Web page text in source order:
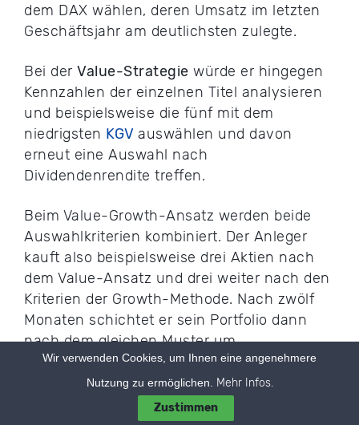
dem DAX wählen, deren Umsatz im letzten
Geschäftsjahr am deutlichsten zulegte.
Bei der Value-Strategie würde er hingegen
Kennzahlen der einzelnen Titel analysieren
und beispielsweise die fünf mit dem
niedrigsten KGV auswählen und davon
erneut eine Auswahl nach
Dividendenrendite treffen.
Beim Value-Growth-Ansatz werden beide
Auswahlkriterien kombiniert. Der Anleger
kauft also beispielsweise drei Aktien nach
dem Value-Ansatz und drei weiter nach den
Kriterien der Growth-Methode. Nach zwölf
Monaten schichtet er sein Portfolio dann
nach dem gleichen Muster um.
Weil Sie Ihr Portfolio bei der Umsetzung
dieser Börsenstrategie jährlich umschichten,
Wir verwenden Cookies, um Ihnen eine angenehmere
Nutzung zu ermöglichen.
Mehr Infos.
Zustimmen